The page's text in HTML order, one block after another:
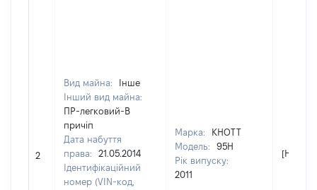
2
Вид майна:
Інше
Інший вид майна:
ПР-легковий-В
причіп
Дата набуття
права:
21.05.2014
Ідентифікаційний
номер (VIN-код,
Марка:
KHOTT
Модель:
95H
Рік випуску:
2011
[Не